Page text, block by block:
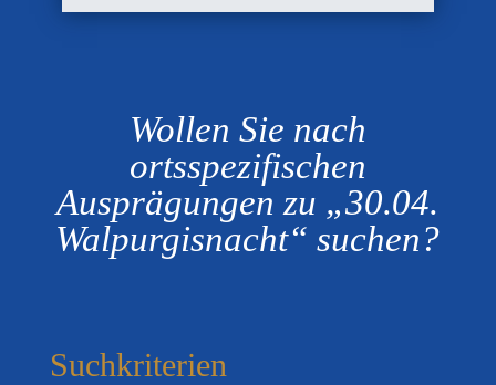
Wollen Sie nach
ortsspezifischen
Ausprägungen zu „30.04.
Walpurgisnacht“ suchen?
Suchkriterien